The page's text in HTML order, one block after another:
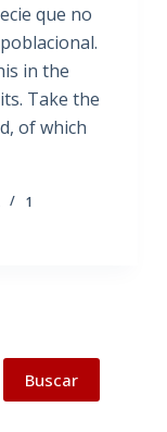
que no
in the
Take the
of which
1
Buscar